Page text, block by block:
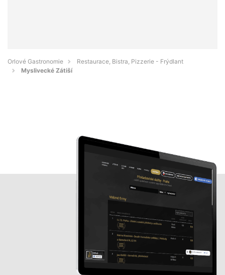
Orlové Gastronomie
Restaurace, Bistra, Pizzerie - Frýdlant
Myslivecké Zátiší